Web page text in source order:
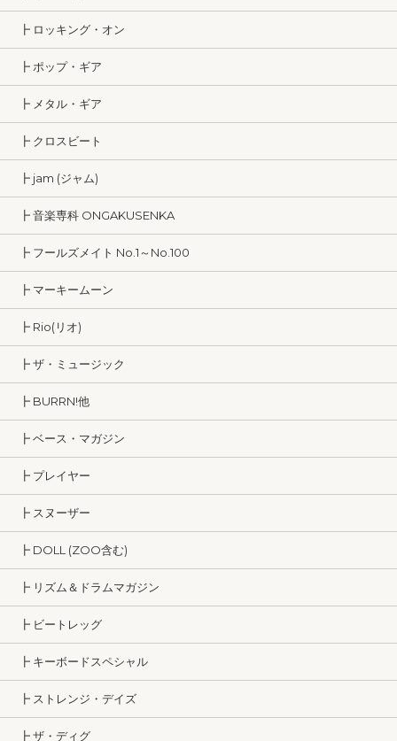
┣ ロッキング・オン
┣ ポップ・ギア
┣ メタル・ギア
┣ クロスビート
┣ jam (ジャム)
┣ 音楽専科 ONGAKUSENKA
┣ フールズメイト No.1～No.100
┣ マーキームーン
┣ Rio(リオ)
┣ ザ・ミュージック
┣ BURRN!他
┣ ベース・マガジン
┣ プレイヤー
┣ スヌーザー
┣ DOLL (ZOO含む)
┣ リズム＆ドラムマガジン
┣ ビートレッグ
┣ キーボードスペシャル
┣ ストレンジ・デイズ
┣ ザ・ディグ